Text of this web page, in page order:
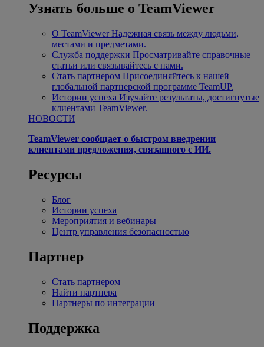
Узнать больше о TeamViewer
О TeamViewer Надежная связь между людьми,
местами и предметами.
Служба поддержки Просматривайте справочные
статьи или связывайтесь с нами.
Стать партнером Присоединяйтесь к нашей
глобальной партнерской программе TeamUP.
Истории успеха Изучайте результаты, достигнутые
клиентами TeamViewer.
НОВОСТИ
TeamViewer сообщает о быстром внедрении
клиентами предложения, связанного с ИИ.
Ресурсы
Блог
Истории успеха
Мероприятия и вебинары
Центр управления безопасностью
Партнер
Стать партнером
Найти партнера
Партнеры по интеграции
Поддержка